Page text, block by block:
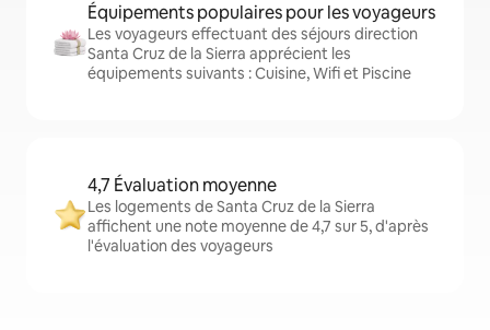
Équipements populaires pour les voyageurs
Les voyageurs effectuant des séjours direction
Santa Cruz de la Sierra apprécient les
équipements suivants : Cuisine, Wifi et Piscine
4,7 Évaluation moyenne
Les logements de Santa Cruz de la Sierra
affichent une note moyenne de 4,7 sur 5, d'après
l'évaluation des voyageurs